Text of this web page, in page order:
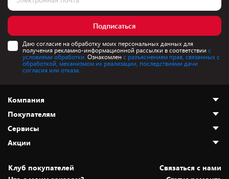
Подписаться
Даю согласие на обработку моих персональных данных для
получения рекламно-информационной рассылки в соответствии с
условиями обработки. Ознакомлен с разъяснением прав, связанных с
обработкой, механизмом их реализации, последствиями дачи
согласия или отказа.
Компания
О нас
Адреса магазинов
Новости
Статьи и обзоры
Вакансии
Покупателям
Как сделать заказ
Оплата и доставка
Безналичный расчёт
Обмен и возврат товара
Сервисы
Установка техники
Акции
Скидки и промокоды
Клуб покупателей
Cвязаться с нами